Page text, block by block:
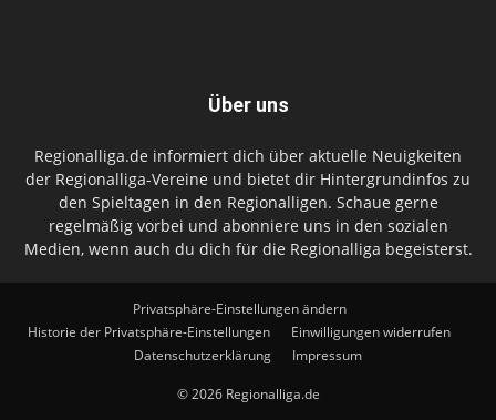
Über uns
Regionalliga.de informiert dich über aktuelle Neuigkeiten
der Regionalliga-Vereine und bietet dir Hintergrundinfos zu
den Spieltagen in den Regionalligen. Schaue gerne
regelmäßig vorbei und abonniere uns in den sozialen
Medien, wenn auch du dich für die Regionalliga begeisterst.
Privatsphäre-Einstellungen ändern
Historie der Privatsphäre-Einstellungen
Einwilligungen widerrufen
Datenschutzerklärung
Impressum
© 2026 Regionalliga.de